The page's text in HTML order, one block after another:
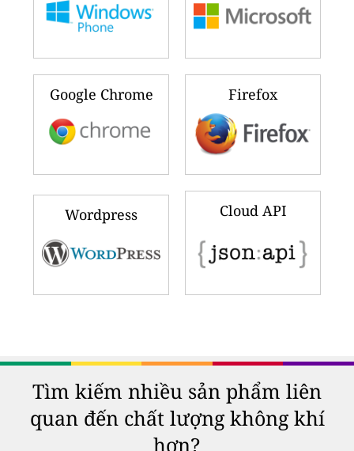
Google Chrome Firefox
Wordpress Cloud API
Tìm kiếm nhiều sản phẩm liên
quan đến chất lượng không khí
hơn?